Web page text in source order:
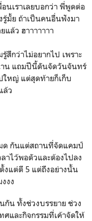
นเราเลยบอกว่า พี่พูดต่อ
รู้มั้ย ถ้าเป็นคนอื่นฟังมา
แล้ว ฮาาาาาาา
สึกว่าไม่อยากไป เพราะ
น แถมปีนี้ดันจัดวันจันทร์
ใหญ่ แต่สุดท้ายก็เก็บ
ล้ว
ด กันแต่สถานที่จัดแคมป์
าไว้พอตัวและต้องไปลง
งแต่ตี 5 แต่ถึงอย่างนั้น
งง
น ทั้งช่วงบรรยาย ช่วง
ศและกิจกรรมที่เค้าจัดให้